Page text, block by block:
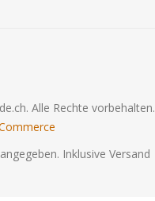
Alle Rechte vorbehalten.
Inklusive Versand